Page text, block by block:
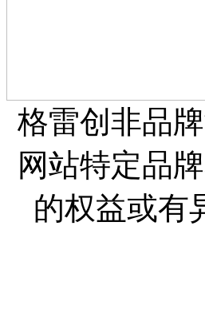
格雷创非品
网站特定品
的权益或有